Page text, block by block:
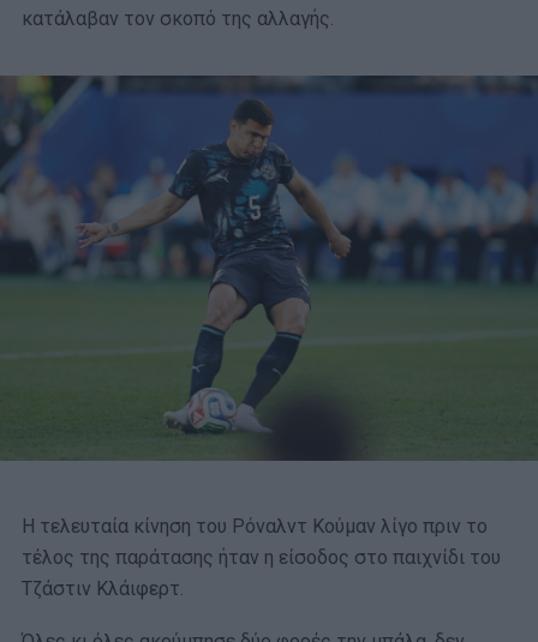
κατάλαβαν τον σκοπό της αλλαγής.
Η τελευταία κίνηση του Ρόναλντ Κούμαν λίγο πριν το
τέλος της παράτασης ήταν η είσοδος στο παιχνίδι του
Τζάστιν Κλάιφερτ.